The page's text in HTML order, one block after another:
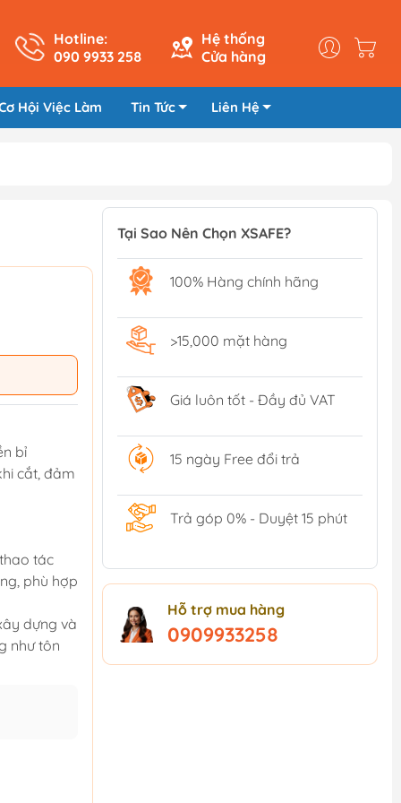
Hotline:
090 9933 258
Hệ thống
Cửa hàng
Hội Việc Làm Tin Tức Liên Hệ
bỉ
cắt, đảm
tác
phù hợp
dựng và
như tôn
Tại Sao Nên Chọn XSAFE?
100% Hàng chính hãng
>15,000 mặt hàng
Giá luôn tốt - Đầy đủ VAT
15 ngày Free đổi trả
Trả góp 0% - Duyệt 15 phút
Hỗ trợ mua hàng
0909933258